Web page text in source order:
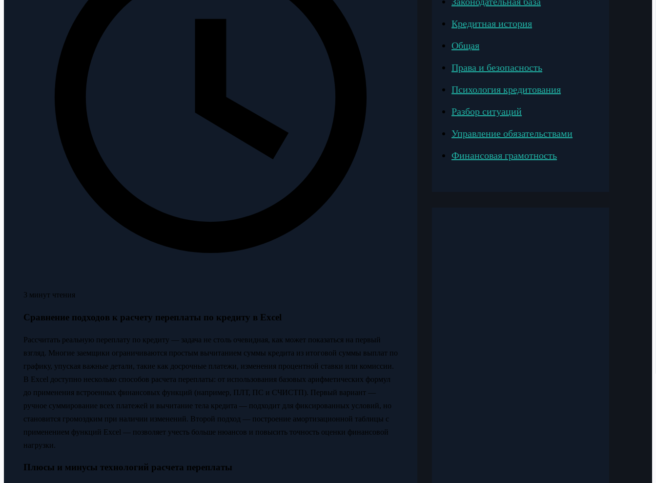
3 минут чтения
Сравнение подходов к расчету переплаты по кредиту в Excel
Рассчитать реальную переплату по кредиту — задача не столь очевидная, как может показаться на первый
взгляд. Многие заемщики ограничиваются простым вычитанием суммы кредита из итоговой суммы выплат по
графику, упуская важные детали, такие как досрочные платежи, изменения процентной ставки или комиссии.
В Excel доступно несколько способов расчета переплаты: от использования базовых арифметических формул
до применения встроенных финансовых функций (например, ПЛТ, ПС и СЧИСТП). Первый вариант —
ручное суммирование всех платежей и вычитание тела кредита — подходит для фиксированных условий, но
становится громоздким при наличии изменений. Второй подход — построение амортизационной таблицы с
применением функций Excel — позволяет учесть больше нюансов и повысить точность оценки финансовой
нагрузки.
Плюсы и минусы технологий расчета переплаты
Кредитная история
Общая
Права и безопасность
Психология кредитования
Разбор ситуаций
Управление обязательствами
Финансовая грамотность